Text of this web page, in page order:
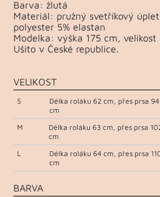
Barva: žlutá
Materiál: pružný svetříkový úplet
polyester 5% elastan
Modelka: výška 175 cm, velikost
Ušito v České republice.
VELIKOST
S
Délka roláku 62 cm, přes prsa
cm
M
Délka roláku 63 cm, přes prsa
cm
L
Délka roláku 64 cm, přes prsa
cm
BARVA